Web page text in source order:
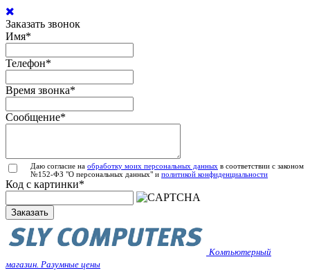
Заказать звонок
Имя*
Телефон*
Время звонка*
Сообщение*
Даю согласие на обработку моих персональных данных в соответствии с законом
№152-ФЗ "О персональных данных" и политикой конфиденциальности
Код с картинки*
Заказать
Компьютерный
магазин. Разумные цены